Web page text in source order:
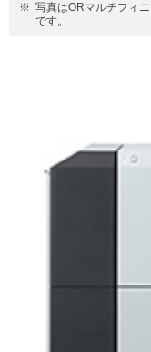
※ 写真はORマルチフィ
です。